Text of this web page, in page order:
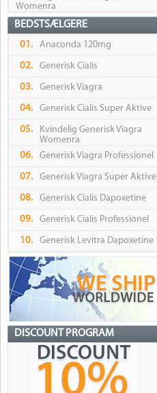
Womenra
BEDSTSÆLGERE
01. Anaconda 120mg
02. Generisk Cialis
03. Generisk Viagra
04. Generisk Cialis Super Aktive
05.
Kvindelig Generisk Viagra
Womenra
06.
Generisk Viagra Professionel
07. Generisk Viagra Super Aktive
08. Generisk Cialis Dapoxetine
09. Generisk Cialis Professionel
10. Generisk Levitra Dapoxetine
DISCOUNT PROGRAM